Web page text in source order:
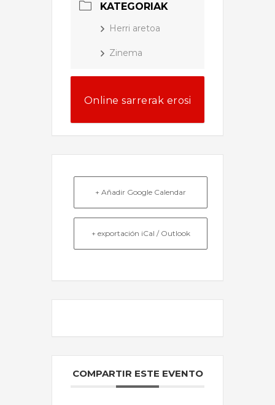
KATEGORIAK
Herri aretoa
Zinema
Online sarrerak erosi
+ Añadir Google Calendar
+ exportación iCal / Outlook
COMPARTIR ESTE EVENTO